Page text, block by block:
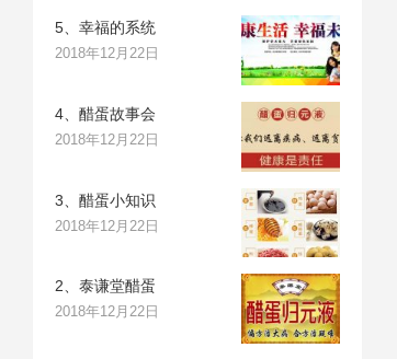
5、幸福的系统
2018年12月22日
4、醋蛋故事会
2018年12月22日
3、醋蛋小知识
2018年12月22日
2、泰谦堂醋蛋
2018年12月22日